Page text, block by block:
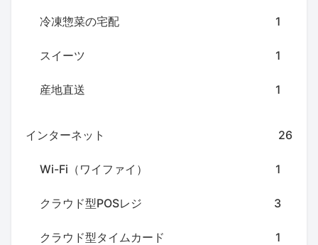
冷凍惣菜の宅配 1
スイーツ 1
産地直送 1
インターネット 26
Wi-Fi（ワイファイ） 1
クラウド型POSレジ 3
クラウド型タイムカード 1